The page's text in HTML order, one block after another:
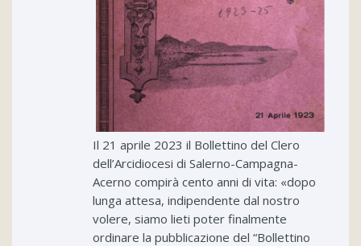
Il 21 aprile 2023 il Bollettino del Clero
dell’Arcidiocesi di Salerno-Campagna-
Acerno compirà cento anni di vita: «dopo
lunga attesa, indipendente dal nostro
volere, siamo lieti poter finalmente
ordinare la pubblicazione del “Bollettino